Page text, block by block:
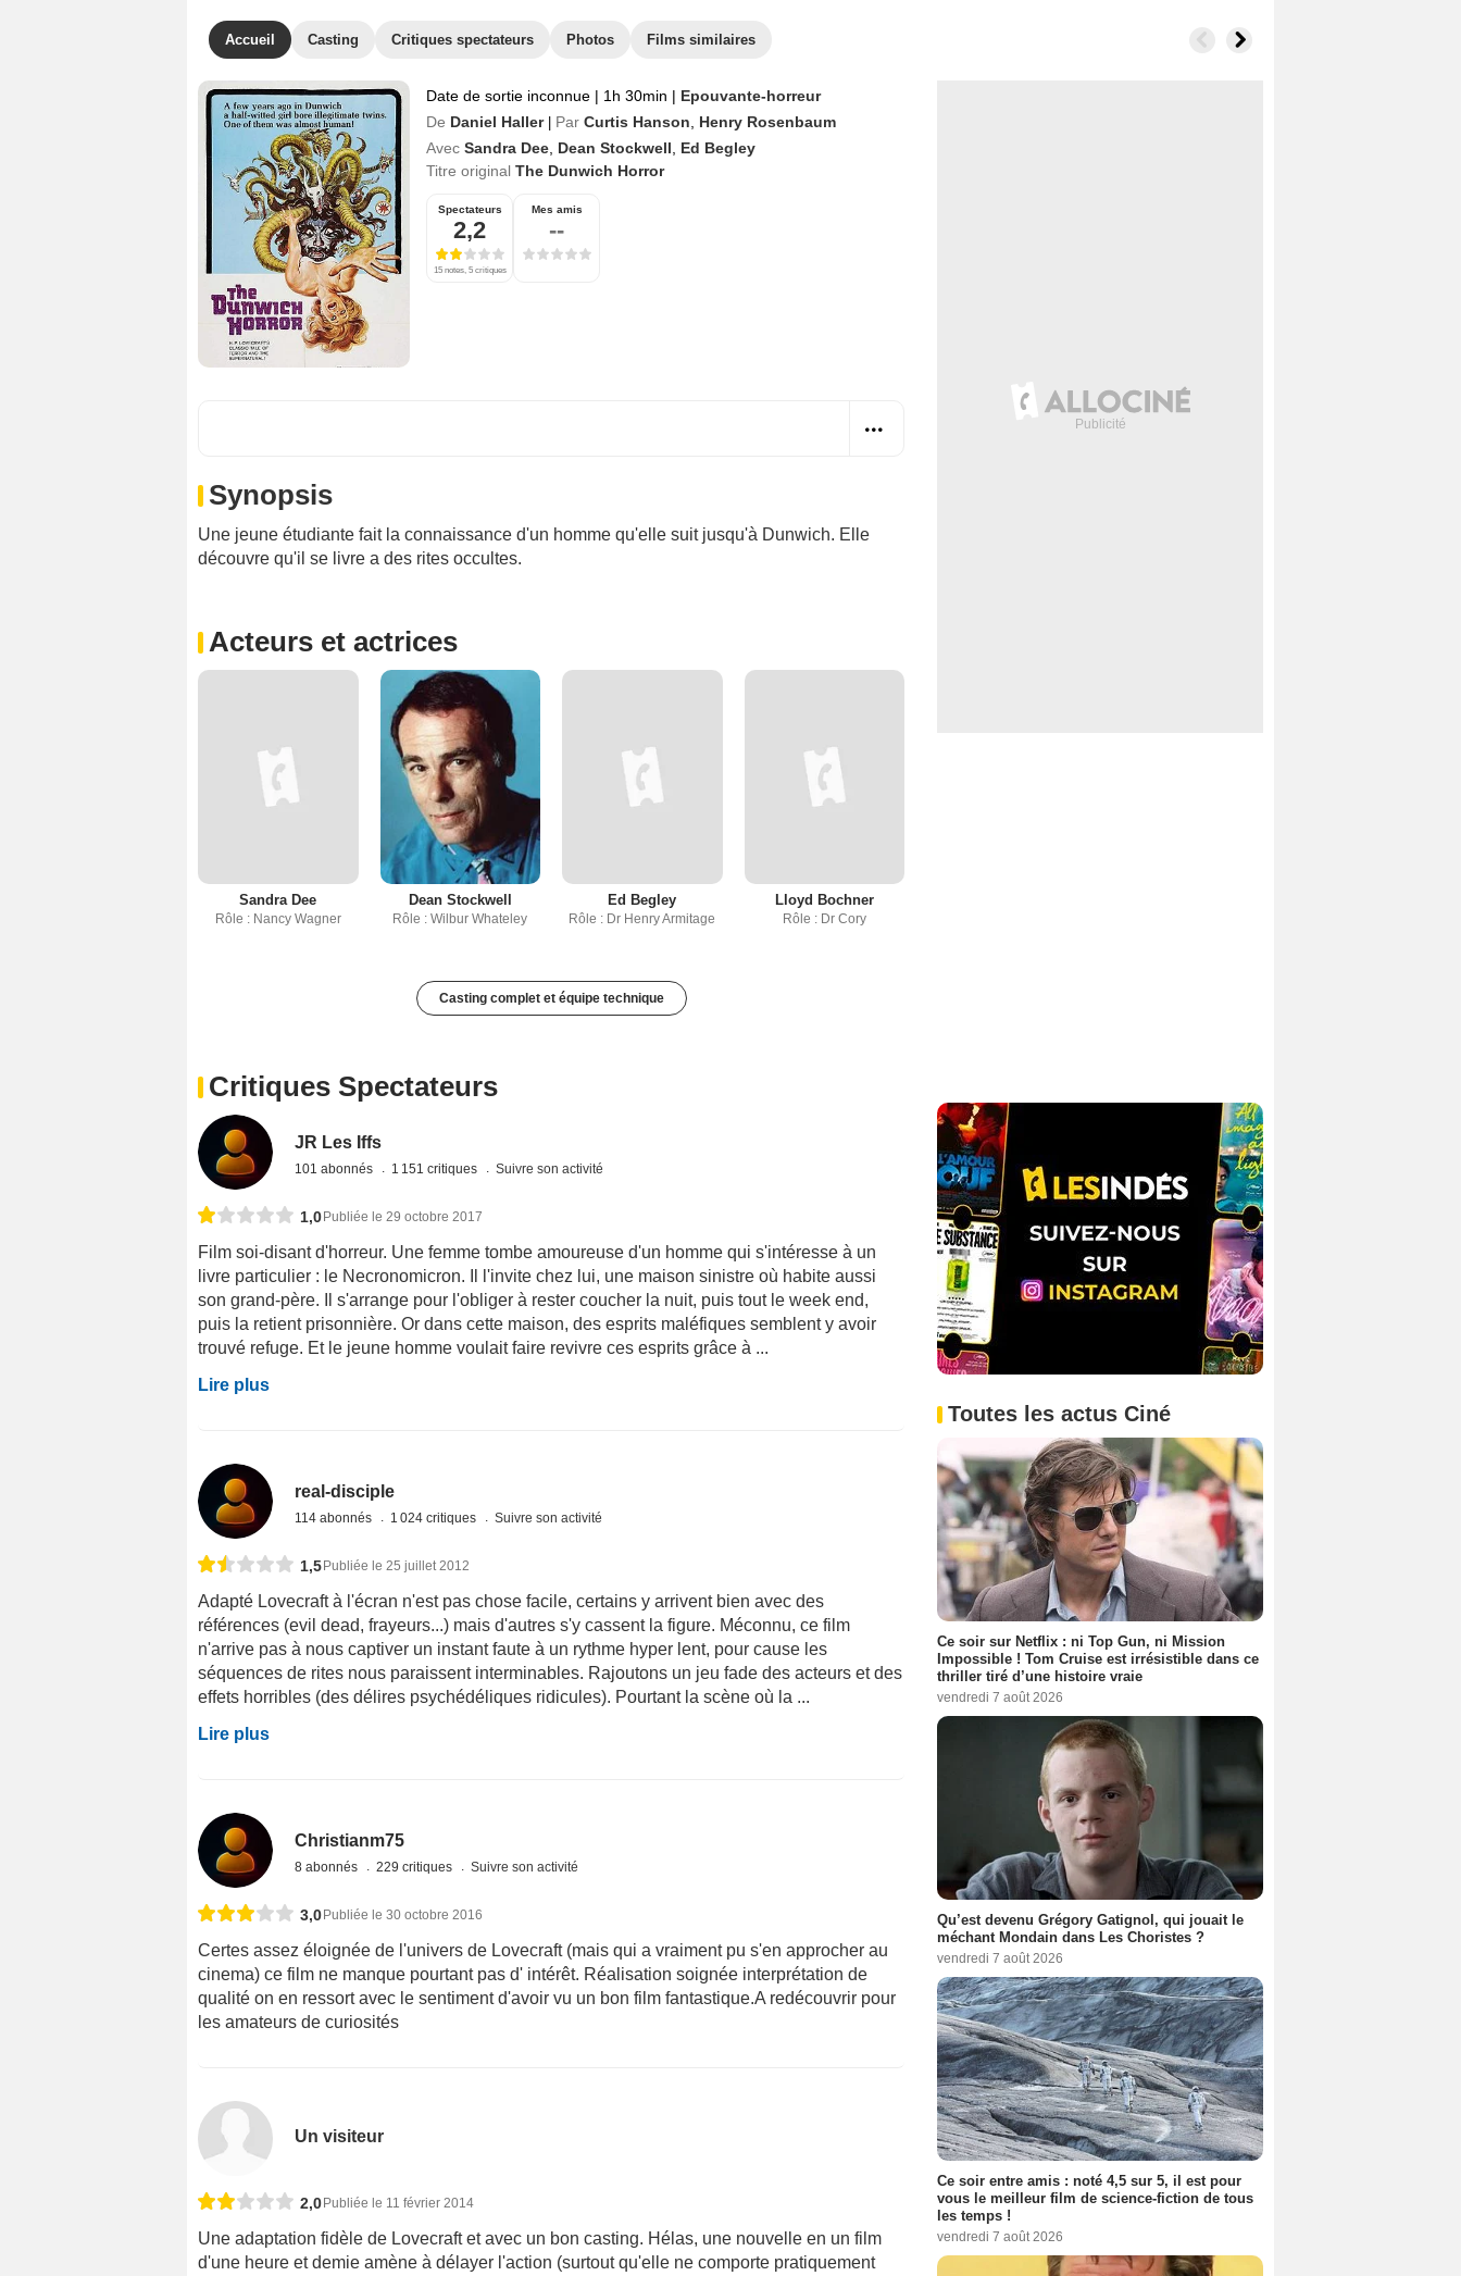
Accueil Casting Critiques spectateurs Photos Films similaires
Date de sortie inconnue | 1h 30min | Epouvante-horreur
De Daniel Haller Par Curtis Hanson
Henry Rosenbaum
Avec Sandra Dee Dean Stockwell
Ed Begley
Titre original The Dunwich Horror
Spectateurs
2,2
15 notes, 5 critiques
Mes amis
--
Synopsis
Une jeune étudiante fait la connaissance d'un homme qu'elle suit jusqu'à Dunwich. Elle
découvre qu'il se livre a des rites occultes.
Acteurs et actrices
Sandra Dee
Rôle : Nancy Wagner
Dean Stockwell
Rôle : Wilbur Whateley
Ed Begley
Rôle : Dr Henry Armitage
Lloyd Bochner
Rôle : Dr Cory
Casting complet et équipe technique
Critiques Spectateurs
JR Les Iffs
101 abonnés 1 151 critiques Suivre son activité
1,0Publiée le 29 octobre 2017
Film soi-disant d'horreur. Une femme tombe amoureuse d'un homme qui s'intéresse à un
livre particulier : le Necronomicron. Il l'invite chez lui, une maison sinistre où habite aussi
son grand-père. Il s'arrange pour l'obliger à rester coucher la nuit, puis tout le week end,
puis la retient prisonnière. Or dans cette maison, des esprits maléfiques semblent y avoir
trouvé refuge. Et le jeune homme voulait faire revivre ces esprits grâce à ...
Lire plus
real-disciple
114 abonnés 1 024 critiques Suivre son activité
1,5 Publiée le 25 juillet 2012
Adapté Lovecraft à l'écran n'est pas chose facile, certains y arrivent bien avec des
références (evil dead, frayeurs...) mais d'autres s'y cassent la figure. Méconnu, ce film
n'arrive pas à nous captiver un instant faute à un rythme hyper lent, pour cause les
séquences de rites nous paraissent interminables. Rajoutons un jeu fade des acteurs et des
effets horribles (des délires psychédéliques ridicules). Pourtant la scène où la ...
Lire plus
Christianm75
8 abonnés 229 critiques Suivre son activité
3,0 Publiée le 30 octobre 2016
Certes assez éloignée de l'univers de Lovecraft (mais qui a vraiment pu s'en approcher au
cinema) ce film ne manque pourtant pas d' intérêt. Réalisation soignée interprétation de
qualité on en ressort avec le sentiment d'avoir vu un bon film fantastique.A redécouvrir pour
les amateurs de curiosités
Un visiteur
2,0 Publiée le 11 février 2014
Une adaptation fidèle de Lovecraft et avec un bon casting. Hélas, une nouvelle en un film
d'une heure et demie amène à délayer l'action (surtout qu'elle ne comporte pratiquement
Toutes les actus Ciné
Ce soir sur Netflix : ni Top Gun, ni Mission
Impossible ! Tom Cruise est irrésistible dans ce
thriller tiré d’une histoire vraie
vendredi 7 août 2026
Qu’est devenu Grégory Gatignol, qui jouait le
méchant Mondain dans Les Choristes ?
vendredi 7 août 2026
Ce soir entre amis : noté 4,5 sur 5, il est pour
vous le meilleur film de science-fiction de tous
les temps !
vendredi 7 août 2026